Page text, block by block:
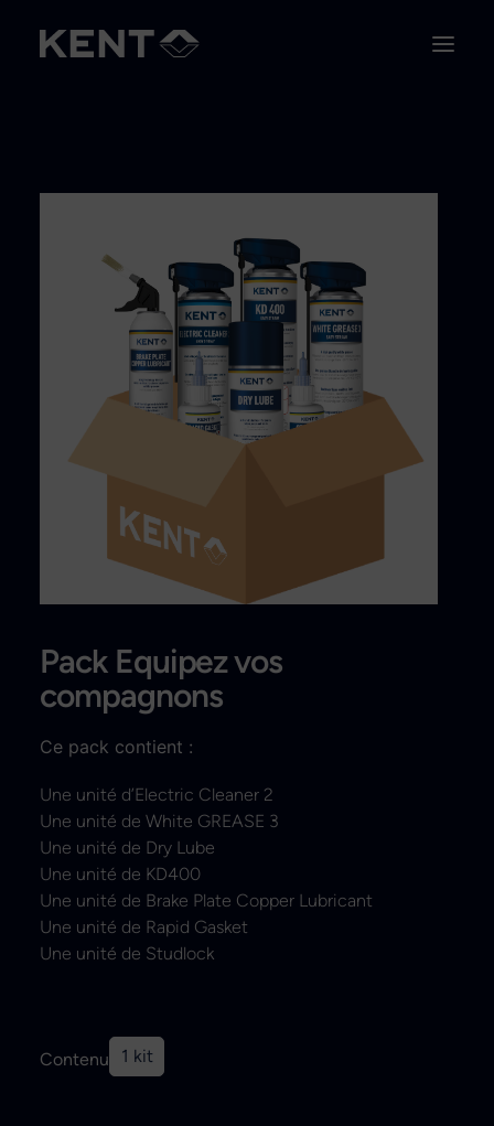
Recherche
Pack Equipez vos
compagnons
Ce pack contient :
Une unité d’Electric Cleaner 2
Une unité de White GREASE 3
Une unité de Dry Lube
Une unité de KD400
Une unité de Brake Plate Copper Lubricant
Une unité de Rapid Gasket
Une unité de Studlock
Contenu 1 kit